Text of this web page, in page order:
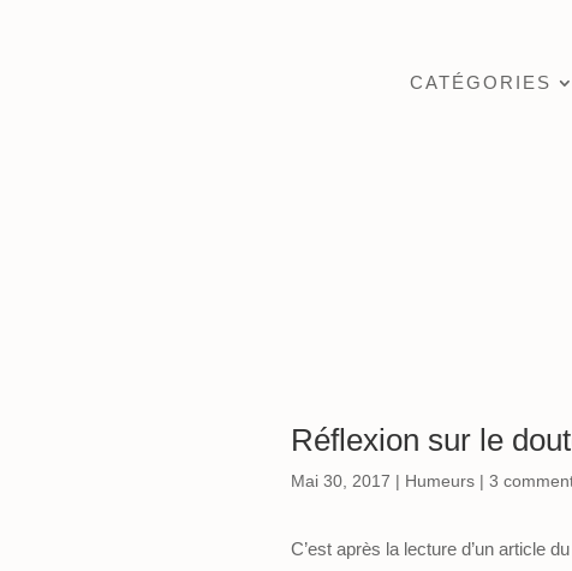
CATÉGORIES
Réflexion sur le
Mai 30, 2017 | Humeurs| 3
C’est après la lecture d’un article